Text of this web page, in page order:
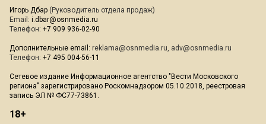
Игорь Дбар (Руководитель отдела продаж)
Email: i.dbar@osnmedia.ru
Телефон: +7 909 936-02-90
Дополнительные email: reklama@osnmedia.ru, adv@osnmedia.ru
Телефон: +7 495 004-56-11
Сетевое издание Информационное агентство "Вести Московского
региона" зарегистрировано Роскомнадзором 05.10.2018, реестровая
запись ЭЛ № ФС77-73861.
18+